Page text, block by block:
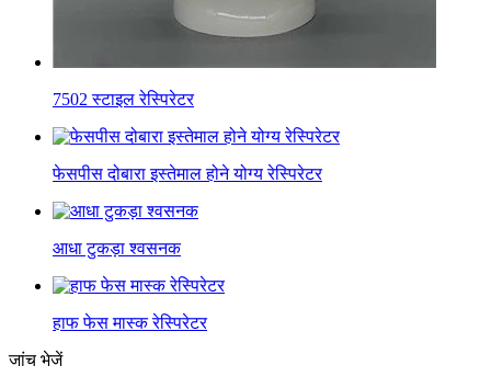
7502 स्टाइल रेस्पिरेटर
फेसपीस दोबारा इस्तेमाल होने योग्य रेस्पिरेटर
आधा टुकड़ा श्वसनक
हाफ फेस मास्क रेस्पिरेटर
जांच भेजें